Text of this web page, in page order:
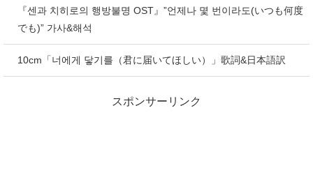
『센과 치히로의 행방불명 OST』”언제나 몇 번이라도(いつも何度
でも)” 가사&해석
10cm「너에게 닿기를（君に届いてほしい）」歌詞&日本語訳
スポンサーリンク